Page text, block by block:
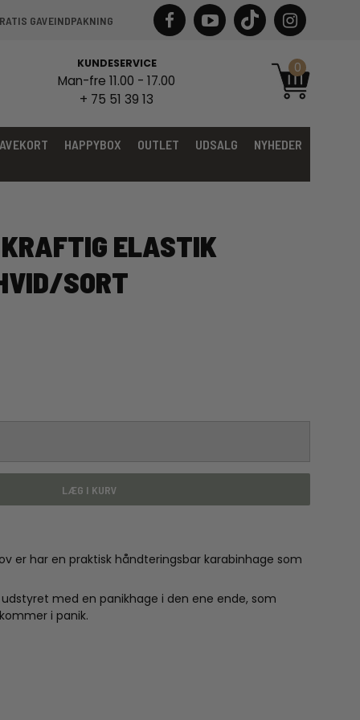
GAVEINDPAKNING
KUNDESERVICE
Man-fre 11.00 - 17.00
+ 75 51 39 13
0
HAPPYBOX OUTLET UDSALG NYHEDER
ELASTIK
SORT
LÆG I KURV
er har en praktisk håndteringsbar karabinhage som
med en panikhage i den ene ende, som
i panik.